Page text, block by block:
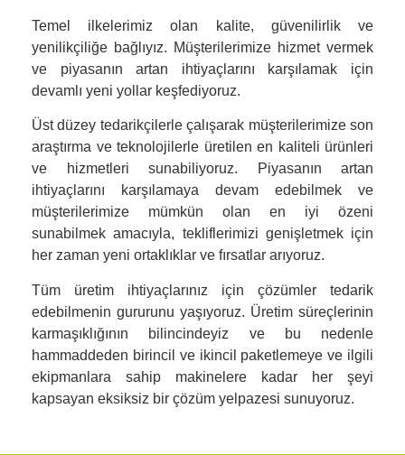
Temel ilkelerimiz olan kalite, güvenilirlik ve
yenilikçiliğe bağlıyız. Müşterilerimize hizmet vermek
ve piyasanın artan ihtiyaçlarını karşılamak için
devamlı yeni yollar keşfediyoruz.
Üst düzey tedarikçilerle çalışarak müşterilerimize son
araştırma ve teknolojilerle üretilen en kaliteli ürünleri
ve hizmetleri sunabiliyoruz. Piyasanın artan
ihtiyaçlarını karşılamaya devam edebilmek ve
müşterilerimize mümkün olan en iyi özeni
sunabilmek amacıyla, tekliflerimizi genişletmek için
her zaman yeni ortaklıklar ve fırsatlar arıyoruz.
Tüm üretim ihtiyaçlarınız için çözümler tedarik
edebilmenin gururunu yaşıyoruz. Üretim süreçlerinin
karmaşıklığının bilincindeyiz ve bu nedenle
hammaddeden birincil ve ikincil paketlemeye ve ilgili
ekipmanlara sahip makinelere kadar her şeyi
kapsayan eksiksiz bir çözüm yelpazesi sunuyoruz.